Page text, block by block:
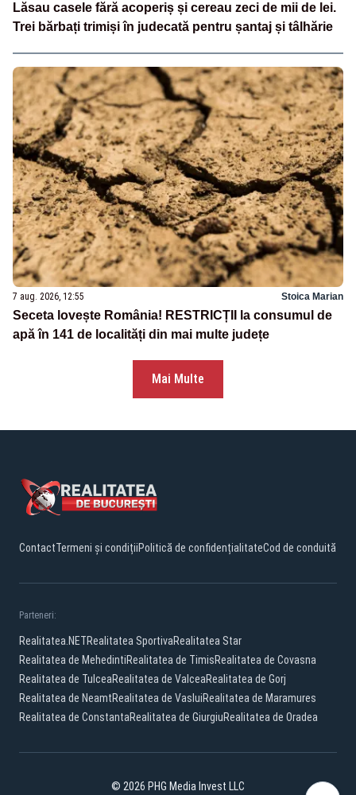
Lăsau casele fără acoperiș și cereau zeci de mii de lei.
Trei bărbați trimiși în judecată pentru șantaj și tâlhărie
7 aug. 2026, 12:55 Stoica Marian
Seceta lovește România! RESTRICȚII la consumul de
apă în 141 de localități din mai multe județe
Mai Multe
ContactTermeni și condițiiPolitică de confidențialitateCod de conduită
Parteneri:
Realitatea.NETRealitatea SportivaRealitatea Star
Realitatea de MehedintiRealitatea de TimisRealitatea de Covasna
Realitatea de TulceaRealitatea de ValceaRealitatea de Gorj
Realitatea de NeamtRealitatea de VasluiRealitatea de Maramures
Realitatea de ConstantaRealitatea de GiurgiuRealitatea de Oradea
© 2026 PHG Media Invest LLC